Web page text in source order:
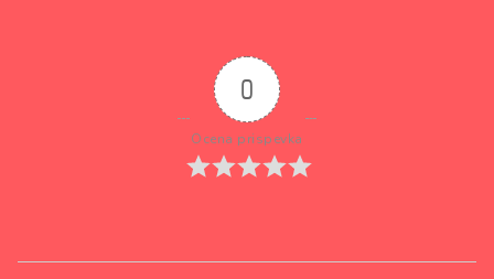
0
Ocena prispevka